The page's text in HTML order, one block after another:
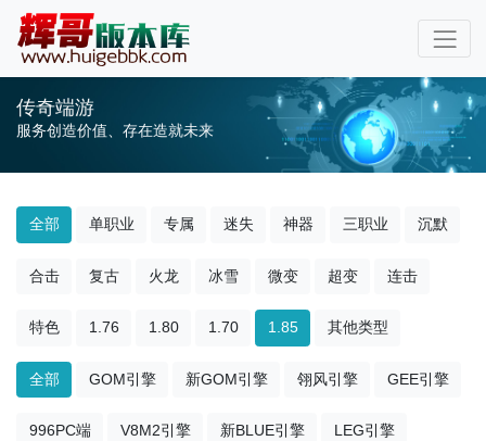
传奇端游
服务创造价值、存在造就未来
全部 单职业 专属 迷失 神器 三职业 沉默
合击 复古 火龙 冰雪 微变 超变 连击
特色 1.76 1.80 1.70 1.85 其他类型
全部 GOM引擎 新GOM引擎 翎风引擎 GEE引擎
996PC端 V8M2引擎 新BLUE引擎 LEG引擎